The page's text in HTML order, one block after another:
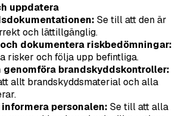
uppdatera
Se till att den är
och lättillgänglig.
dokumentera riskbedömningar:
risker och följa upp befintliga.
genomföra brandskyddskontroller:
allt brandskyddsmaterial och alla
personalen: Se till att alla